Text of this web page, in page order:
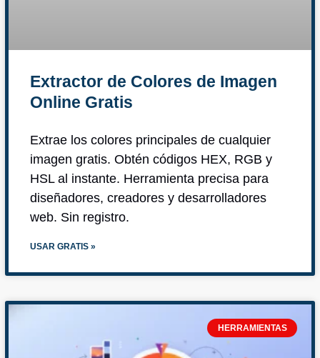
Extractor de Colores de Imagen
Online Gratis
Extrae los colores principales de cualquier
imagen gratis. Obtén códigos HEX, RGB y
HSL al instante. Herramienta precisa para
diseñadores, creadores y desarrolladores
web. Sin registro.
USAR GRATIS »
HERRAMIENTAS